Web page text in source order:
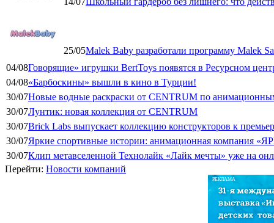
25/05Malek Baby разработали программу Malek
04/08Говорящие» игрушки BertToys появятся в Ресурсном
04/08«Барбоскины» вышли в кино в Турции!
30/07Новые водные раскраски от CENTRUM по
30/07Лунтик: новая коллекция от CENTRUM
30/07Brick Labs выпускает коллекцию конструкторов к
30/07Яркие спортивные истории: анимационная компания
30/07Клип метавселенной Технолайк «Лайк мечты» уже на
Перейти: Новости компаний
РЕКЛАМА